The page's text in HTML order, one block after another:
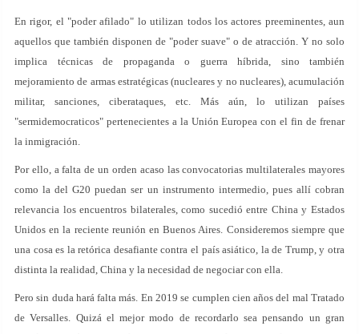
En rigor, el "poder afilado" lo utilizan todos los actores preeminentes, aun
aquellos que también disponen de "poder suave" o de atracción. Y no solo
implica técnicas de propaganda o guerra híbrida, sino también
mejoramiento de armas estratégicas (nucleares y no nucleares), acumulación
militar, sanciones, ciberataques, etc. Más aún, lo utilizan países
"sermidemocraticos" pertenecientes a la Unión Europea con el fin de frenar
la inmigración.
Por ello, a falta de un orden acaso las convocatorias multilaterales mayores
como la del G20 puedan ser un instrumento intermedio, pues allí cobran
relevancia los encuentros bilaterales, como sucedió entre China y Estados
Unidos en la reciente reunión en Buenos Aires. Consideremos siempre que
una cosa es la retórica desafiante contra el país asiático, la de Trump, y otra
distinta la realidad, China y la necesidad de negociar con ella.
Pero sin duda hará falta más. En 2019 se cumplen cien años del mal Tratado
de Versalles. Quizá el mejor modo de recordarlo sea pensando un gran